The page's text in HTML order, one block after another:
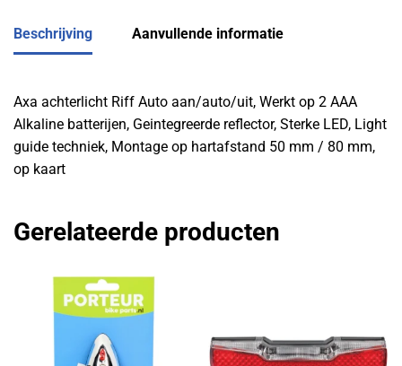
Beschrijving Aanvullende informatie
Axa achterlicht Riff Auto aan/auto/uit, Werkt op 2 AAA
Alkaline batterijen, Geintegreerde reflector, Sterke LED, Light
guide techniek, Montage op hartafstand 50 mm / 80 mm,
op kaart
Gerelateerde producten